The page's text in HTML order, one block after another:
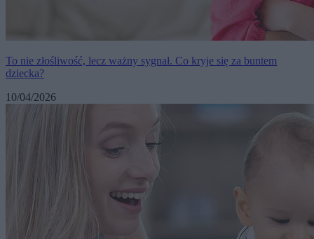
To nie złośliwość, lecz ważny sygnał. Co kryje się za buntem
dziecka?
10/04/2026